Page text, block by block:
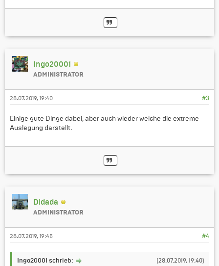
Ingo20001
ADMINISTRATOR
#3
28.07.2019, 19:40
Einige gute Dinge dabei, aber auch wieder welche die extreme
Auslegung darstellt.
Didada
ADMINISTRATOR
#4
28.07.2019, 19:45
(28.07.2019, 19:40)
Ingo20001 schrieb: